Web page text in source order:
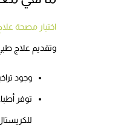
اختيار مصحة
وتقديم علاج
وجود
توفر